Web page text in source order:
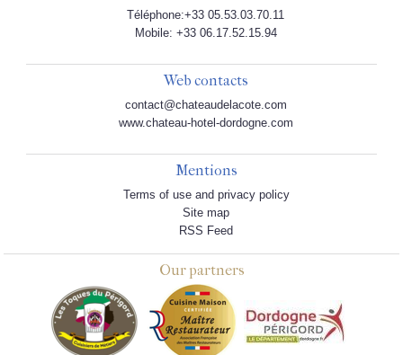
Téléphone:+33 05.53.03.70.11
Mobile: +33 06.17.52.15.94
Web contacts
contact@chateaudelacote.com
www.chateau-hotel-dordogne.com
Mentions
Terms of use and privacy policy
Site map
RSS Feed
Our partners